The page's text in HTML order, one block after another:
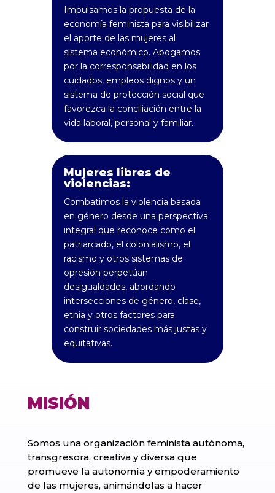
Impulsamos la propuesta de la
economía feminista para visibilizar
el aporte de las mujeres al
sistema económico. Abogamos
por la corresponsabilidad en los
cuidados, empleos dignos y un
sistema de protección social que
favorezca la conciliación entre la
vida laboral, personal y familiar.
Mujeres libres de
violencias:
Combatimos la violencia basada
en género desde una perspectiva
integral que reconoce cómo el
patriarcado, el colonialismo, el
racismo y otros sistemas de
opresión perpetúan
desigualdades, abordando
intersecciones de género, clase,
etnia y otros factores para
construir sociedades más justas y
equitativas.
MISIÓN
Somos una organización feminista autónoma,
transgresora, creativa y diversa que
promueve la autonomía y empoderamiento
de las mujeres, animándolas a hacer